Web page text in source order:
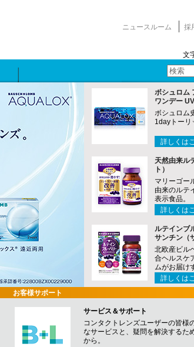
ニュースルーム 採
文
ボシュロム
ワンデー
ボシュロム
1dayトーリ
詳しくは
天然由来ル
ト）
マリーゴー
由来のルテ
表示食品。
詳しくは
ルテインブ
サンチン（
北欧産ビル
合ヘルスケ
ムがお届け
詳しくは
お客様サポート
サービス＆サポート
コンタクトレンズユーザーの皆様
なサービスと、疑問を解決するた
から。